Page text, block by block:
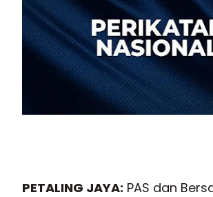
PETALING JAYA: PAS dan